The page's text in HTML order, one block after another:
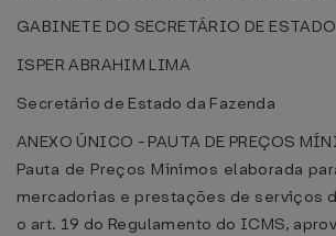
GABINETE DO SECRETÁRIO DE
ISPER ABRAHIM LIMA
Secretário de Estado da Fazenda
ANEXO ÚNICO - PAUTA DE PREÇOS
Pauta de Preços Mínimos elaborada
mercadorias e prestações de serviços
o art. 19 do Regulamento do ICMS,